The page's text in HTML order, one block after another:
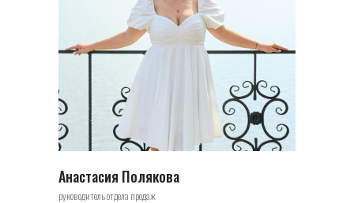
Анастасия Полякова
руководитель отдела продаж